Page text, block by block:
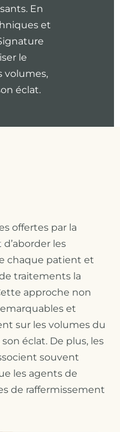
En
et
le
volumes,
éclat.
offertes par la
les
chaque patient et
traitements la
approche non
et
sur les volumes du
éclat. De plus, les
souvent
les agents de
de raffermissement